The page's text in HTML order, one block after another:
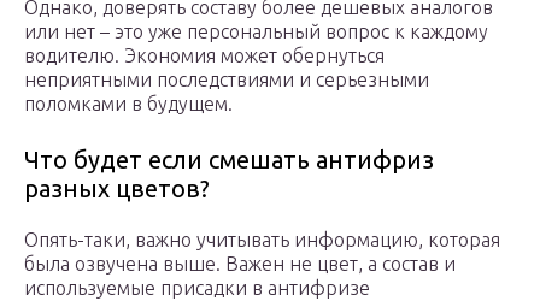
Однако, доверять составу более дешевых аналогов
или нет – это уже персональный вопрос к каждому
водителю. Экономия может обернуться
неприятными последствиями и серьезными
поломками в будущем.
Что будет если смешать антифриз
разных цветов?
Опять-таки, важно учитывать информацию, которая
была озвучена выше. Важен не цвет, а состав и
используемые присадки в антифризе